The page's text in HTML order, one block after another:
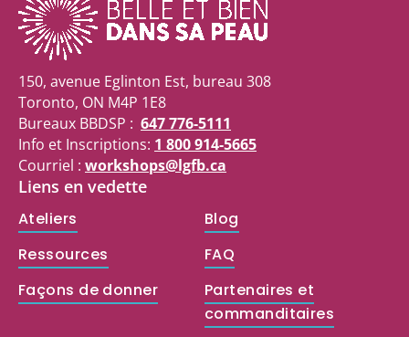
150, avenue Eglinton Est, bureau 308
Toronto, ON M4P 1E8
Bureaux BBDSP : 647 776-5111
Info et Inscriptions: 1 800 914-5665
Courriel : workshops@lgfb.ca
Liens en vedette
Ateliers
Blog
Ressources
FAQ
Façons de donner
Partenaires et
commanditaires